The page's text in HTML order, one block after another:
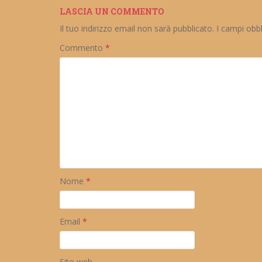
LASCIA UN COMMENTO
Il tuo indirizzo email non sarà pubblicato. I campi
Commento *
Nome *
Email *